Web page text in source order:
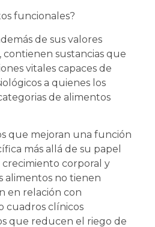
funcionales?
de sus valores
contienen sustancias que
vitales capaces de
a quienes los
de alimentos
que mejoran una función
más allá de su papel
corporal y
alimentos no tienen
en relación con
cuadros clínicos
que reducen el riego de